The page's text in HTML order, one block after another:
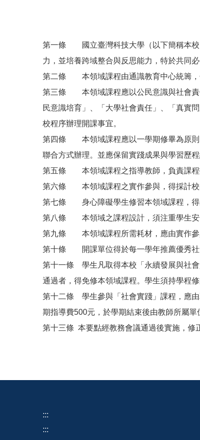
第一條 國立臺灣科技大學（以下簡稱本校
力，並培養跨域整合與反思能力，特於共同
第二條 本領域課程由通識教育中心統籌，
第三條 本領域課程應以公民意識與社會責
民意識培育」、「大學社會責任」、「真實
校程序辦理開課事宜。
第四條 本領域課程應以一學期修畢為原則
聯合方式辦理。並應保留實踐成果與學習歷
第五條 本領域課程之指導教師，負責課程
第六條 本領域課程之實作參與，得採計校
第七條 身心障礙學生修習本領域課程，得
第八條 本領域之課程設計，須注重學生安
第九條 本領域課程所需耗材，應由實作參
第十條 開課單位得於每一學年推薦優秀社
第十一條 學生凡取得本校「永續發展與社
通過者，得免修本領域課程。學生須持學程
第十二條 學生參與「社會實踐」課程，應
期指導費500元，於學期結束後由教師所屬單
第十三條 本要點經教務會議通過後實施，修
:::
:::